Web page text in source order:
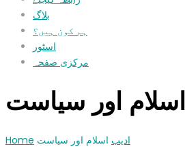
بلاگ
ہم کون ہیں؟
اسٹور
مرکزی صفحہ
اسلام اور سیاست
Home ادیب اسلام اور سیاست